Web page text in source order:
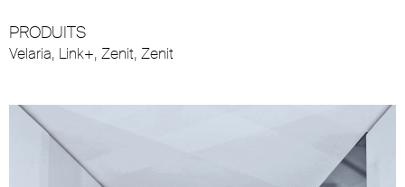
PRODUITS
Velaria, Link+, Zenit, Zenit